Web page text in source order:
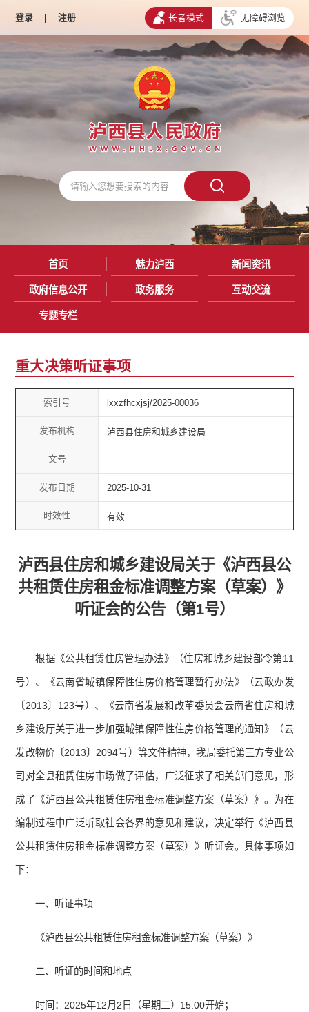
登录 | 注册 长者模式 无障碍浏览
首页 魅力泸西 新闻资讯
政府信息公开 政务服务 互动交流
专题专栏
重大决策听证事项
索引号 lxxzfhcxjsj/2025-00036
发布机构 泸西县住房和城乡建设局
文号
发布日期 2025-10-31
时效性 有效
泸西县住房和城乡建设局关于《泸西县公
共租赁住房租金标准调整方案（草案）》
听证会的公告（第1号）
根据《公共租赁住房管理办法》（住房和城乡建设部令第11
号）、《云南省城镇保障性住房价格管理暂行办法》（云政办发
〔2013〕123号）、《云南省发展和改革委员会云南省住房和城
乡建设厅关于进一步加强城镇保障性住房价格管理的通知》（云
发改物价〔2013〕2094号）等文件精神，我局委托第三方专业公
司对全县租赁住房市场做了评估，广泛征求了相关部门意见，形
成了《泸西县公共租赁住房租金标准调整方案（草案）》。为在
编制过程中广泛听取社会各界的意见和建议，决定举行《泸西县
公共租赁住房租金标准调整方案（草案）》听证会。具体事项如
下：
一、听证事项
《泸西县公共租赁住房租金标准调整方案（草案）》
二、听证的时间和地点
时间：2025年12月2日（星期二）15:00开始；